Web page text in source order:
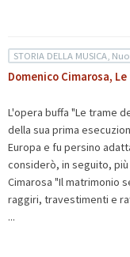
STORIA DELLA MUSICA,
Domenico Cimarosa,
L'opera buffa "Le trame
della sua prima
Europa e fu persino
considerò, in seguito,
Cimarosa "Il matrimonio
raggiri, travestimenti e
...